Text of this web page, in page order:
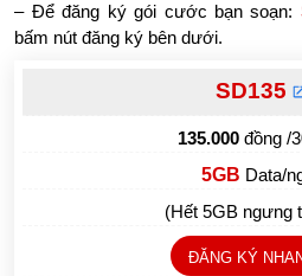
– Để đăng ký gói cước bạn soạn:
bấm nút đăng ký bên dưới.
SD135
135.000đồng /
5GB Data/
(Hết 5GB ngưng
ĐĂNG KÝ